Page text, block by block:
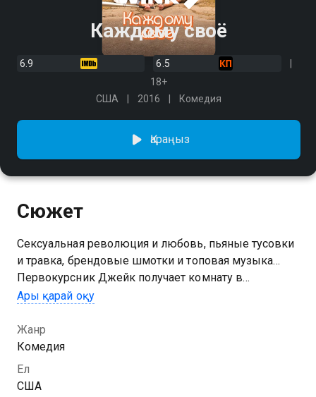
Каждому своё
6.9
6.5
18+
США
2016 Комедия
Қараңыз
Сюжет
Сексуальная революция и любовь, пьяные тусовки
и травка, брендовые шмотки и топовая музыка…
Первокурсник Джейк получает комнату в
общежитии колледжа и погружается в порочный
впервые познает вкус свободы и взрослой жизни,
пока даже не задумываясь о последствиях.
Ары қарай оқу
Жанр
Комедия
Ел
США